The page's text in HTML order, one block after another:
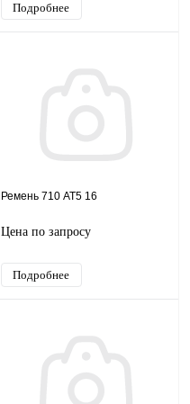
Подробнее
Ремень 710 AT5 16
Цена по запросу
Подробнее